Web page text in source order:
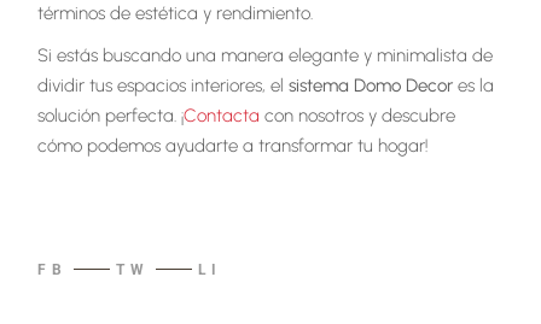
términos de estética y rendimiento.
Si estás buscando una manera elegante y minimalista de
dividir tus espacios interiores, elsistema Domo Decor es la
solución perfecta. ¡Contacta con nosotros y descubre
cómo podemos ayudarte a transformar tu hogar!
FB TW LI